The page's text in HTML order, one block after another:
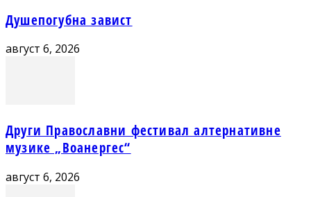
Душепогубна завист
август 6, 2026
Други Православни фестивал алтернативне
музике „Воанергес“
август 6, 2026